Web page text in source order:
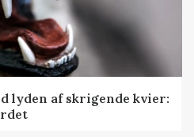
lyden af skrigende kvier: